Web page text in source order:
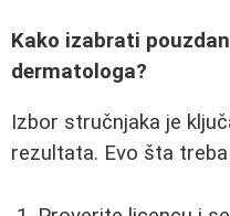
Kako izabrati
dermatologa?
Izbor stručnjaka je
rezultata. Evo šta